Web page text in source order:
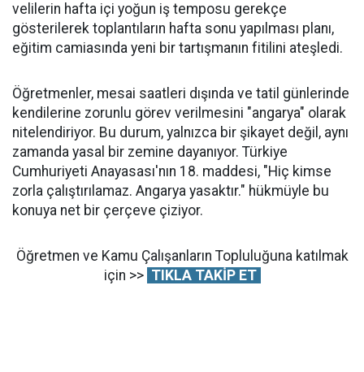
velilerin hafta içi yoğun iş temposu gerekçe
gösterilerek toplantıların hafta sonu yapılması planı,
eğitim camiasında yeni bir tartışmanın fitilini ateşledi.
Öğretmenler, mesai saatleri dışında ve tatil günlerinde
kendilerine zorunlu görev verilmesini "angarya" olarak
nitelendiriyor. Bu durum, yalnızca bir şikayet değil, aynı
zamanda yasal bir zemine dayanıyor. Türkiye
Cumhuriyeti Anayasası'nın 18. maddesi, "Hiç kimse
zorla çalıştırılamaz. Angarya yasaktır." hükmüyle bu
konuya net bir çerçeve çiziyor.
Öğretmen ve Kamu Çalışanların Topluluğuna katılmak
için >> TIKLA TAKİP ET